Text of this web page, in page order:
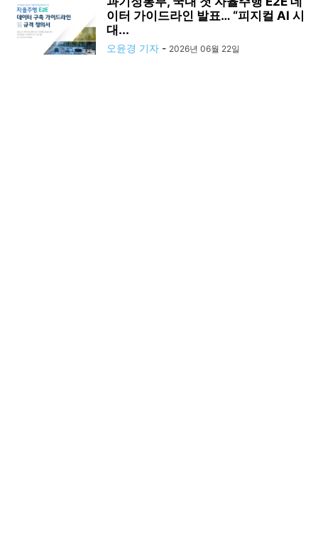
이터 가이드라인 발표… “피지컬 AI 시
대...
오윤경 기자 - 2026년 06월 22일